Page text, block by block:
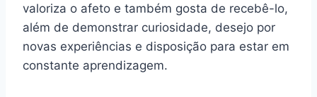
valoriza o afeto e também gosta de recebê-lo,
além de demonstrar curiosidade, desejo por
novas experiências e disposição para estar em
constante aprendizagem.